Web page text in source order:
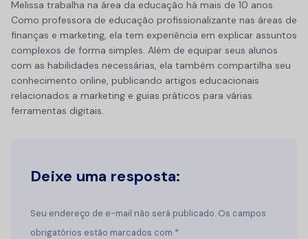
Melissa trabalha na área da educação há mais de 10 anos.
Como professora de educação profissionalizante nas áreas de
finanças e marketing, ela tem experiência em explicar assuntos
complexos de forma simples. Além de equipar seus alunos
com as habilidades necessárias, ela também compartilha seu
conhecimento online, publicando artigos educacionais
relacionados a marketing e guias práticos para várias
ferramentas digitais.
Deixe uma resposta:
Seu endereço de e-mail não será publicado. Os campos
obrigatórios estão marcados com *